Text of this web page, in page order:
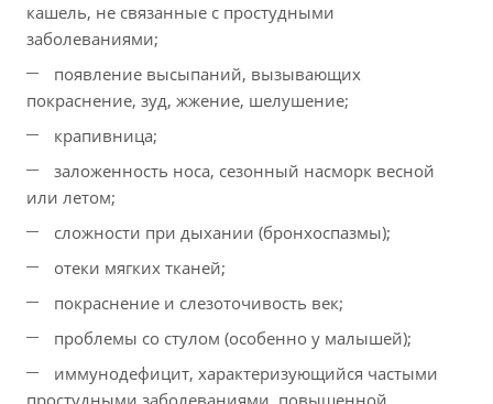
кашель, не связанные с простудными
заболеваниями;
появление высыпаний, вызывающих
покраснение, зуд, жжение, шелушение;
крапивница;
заложенность носа, сезонный насморк весной
или летом;
сложности при дыхании (бронхоспазмы);
отеки мягких тканей;
покраснение и слезоточивость век;
проблемы со стулом (особенно у малышей);
иммунодефицит, характеризующийся частыми